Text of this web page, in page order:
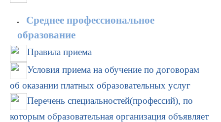
Среднее профессиональное
образование
Правила приема
Условия приема на обучение по договорам
об оказании платных образовательных услуг
Перечень специальностей(профессий), по
которым образовательная организация объявляет